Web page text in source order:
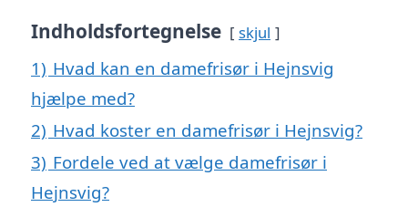
Indholdsfortegnelse skjul
1) Hvad kan en damefrisør i Hejnsvig
hjælpe med?
2) Hvad koster en damefrisør i Hejnsvig?
3) Fordele ved at vælge damefrisør i
Hejnsvig?